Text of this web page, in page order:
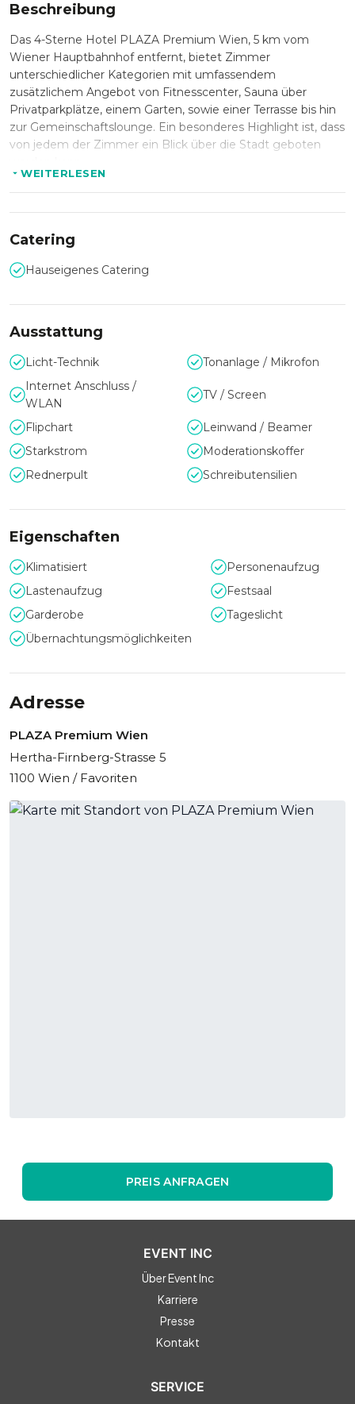
Beschreibung
Das 4-Sterne Hotel PLAZA Premium Wien, 5 km vom
Wiener Hauptbahnhof entfernt, bietet Zimmer
unterschiedlicher Kategorien mit umfassendem
zusätzlichem Angebot von Fitnesscenter, Sauna über
Privatparkplätze, einem Garten, sowie einer Terrasse bis hin
zur Gemeinschaftslounge. Ein besonderes Highlight ist, dass
von jedem der Zimmer ein Blick über die Stadt geboten
Neben Tagungen und Kongressen, Sommerfesten und
Location für Film-/Foto- und Marketingevents.
WEITERLESEN
Catering
Hauseigenes Catering
Ausstattung
Licht-Technik
Tonanlage / Mikrofon
Internet Anschluss /
WLAN
TV / Screen
Flipchart
Leinwand / Beamer
Starkstrom
Moderationskoffer
Rednerpult
Schreibutensilien
Eigenschaften
Klimatisiert
Personenaufzug
Lastenaufzug
Festsaal
Garderobe
Tageslicht
Übernachtungsmöglichkeiten
Adresse
PLAZA Premium Wien
Hertha-Firnberg-Strasse 5
1100 Wien / Favoriten
PREIS ANFRAGEN
EVENT INC
Über Event Inc
Karriere
Presse
Kontakt
SERVICE